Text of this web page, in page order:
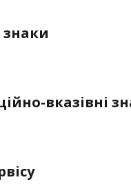
знаки
вказівні